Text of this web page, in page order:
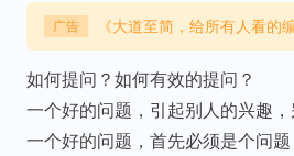
广告 《大道至简，给所有人看的
如何提问？如何有效的提问？
一个好的问题，引起别人的兴趣
一个好的问题，首先必须是个问